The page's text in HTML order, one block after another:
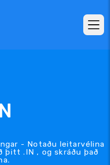
- Notaðu leitarvélina
þitt .IN , og skráðu það